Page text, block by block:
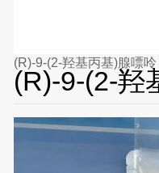
(R)-9-(2-羟基丙基)腺嘌呤
(R)-9-(2-羟